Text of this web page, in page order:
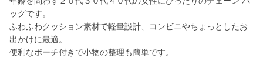
ッグです。
ふわふわクッション素材で軽量設計、コンビニやちょっとしたお
出かけに最適。
便利なポーチ付きで小物の整理も簡単です。